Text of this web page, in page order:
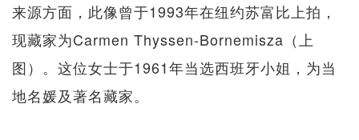
来源方面，此像曾于1993年在纽约苏富比上拍，
现藏家为Carmen Thyssen-Bornemisza（上
图）。这位女士于1961年当选西班牙小姐，为当
地名媛及著名藏家。